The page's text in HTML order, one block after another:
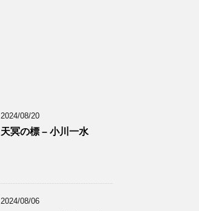
2024/08/20
天冥の標 – 小川一水
2024/08/06